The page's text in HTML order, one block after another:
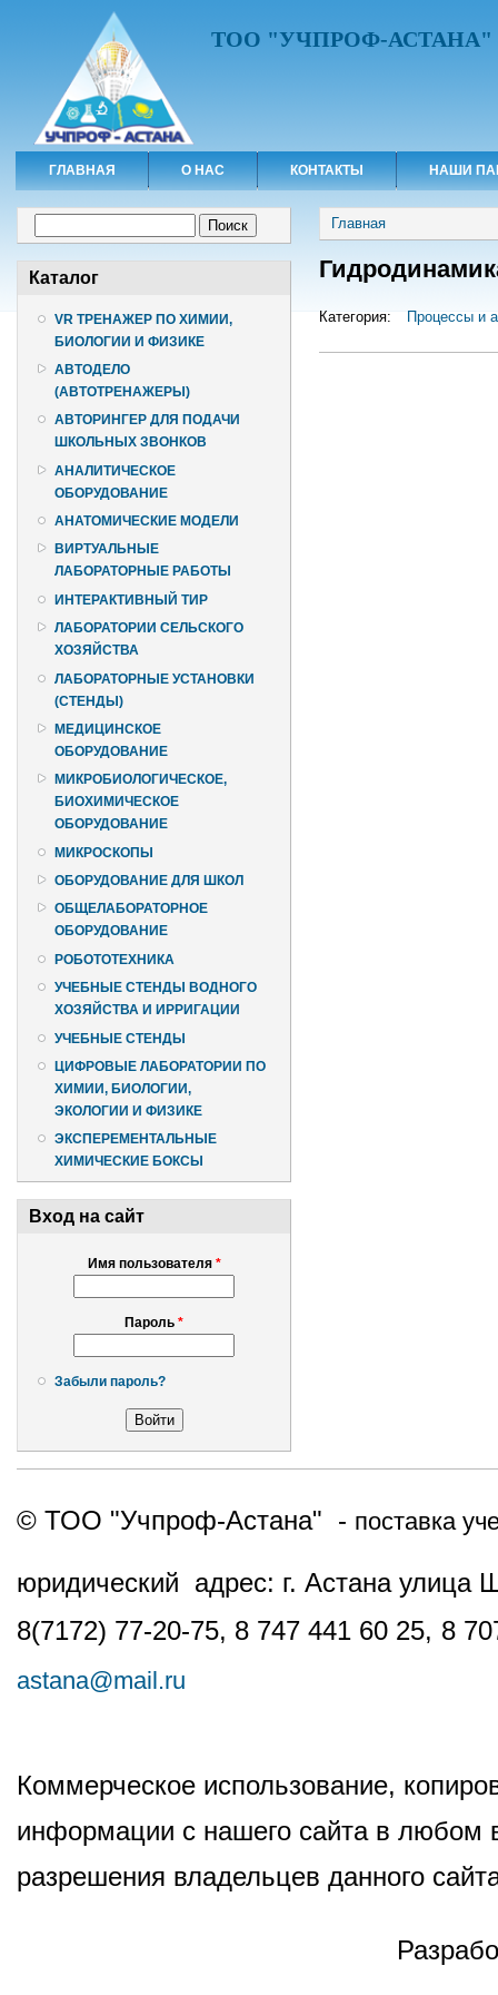
ТОО "УЧПРОФ-АСТАНА"
ГЛАВНАЯ О НАС КОНТАКТЫ НАШИ
Каталог
VR ТРЕНАЖЕР ПО ХИМИИ,
БИОЛОГИИ И ФИЗИКЕ
АВТОДЕЛО
(АВТОТРЕНАЖЕРЫ)
АВТОРИНГЕР ДЛЯ ПОДАЧИ
ШКОЛЬНЫХ ЗВОНКОВ
АНАЛИТИЧЕСКОЕ
ОБОРУДОВАНИЕ
АНАТОМИЧЕСКИЕ МОДЕЛИ
ВИРТУАЛЬНЫЕ
ЛАБОРАТОРНЫЕ РАБОТЫ
ИНТЕРАКТИВНЫЙ ТИР
ЛАБОРАТОРИИ СЕЛЬСКОГО
ХОЗЯЙСТВА
ЛАБОРАТОРНЫЕ УСТАНОВКИ
(СТЕНДЫ)
МЕДИЦИНСКОЕ
ОБОРУДОВАНИЕ
МИКРОБИОЛОГИЧЕСКОЕ,
БИОХИМИЧЕСКОЕ
ОБОРУДОВАНИЕ
МИКРОСКОПЫ
ОБОРУДОВАНИЕ ДЛЯ ШКОЛ
ОБЩЕЛАБОРАТОРНОЕ
ОБОРУДОВАНИЕ
РОБОТОТЕХНИКА
УЧЕБНЫЕ СТЕНДЫ ВОДНОГО
ХОЗЯЙСТВА И ИРРИГАЦИИ
УЧЕБНЫЕ СТЕНДЫ
ЦИФРОВЫЕ ЛАБОРАТОРИИ ПО
ХИМИИ, БИОЛОГИИ,
ЭКОЛОГИИ И ФИЗИКЕ
ЭКСПЕРЕМЕНТАЛЬНЫЕ
ХИМИЧЕСКИЕ БОКСЫ
Вход на сайт
Имя пользователя *
Пароль *
Забыли пароль?
Вы здесь
Главная
Категория: Процессы и
© ТОО "Учпроф-Астана" - поставка
юридический адрес: г. Астана
8(7172) 77-20-75, 8 747 441 60 25, 8
astana@mail.ru
Коммерческое использование,
информации с нашего сайта в любом
разрешения владельцев данного